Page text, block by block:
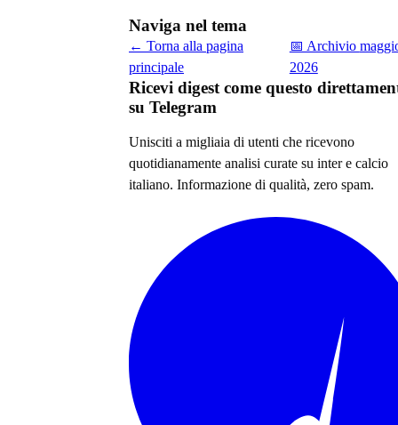
Naviga nel tema
← Torna alla pagina
principale
📅 Archivio
2026
Ricevi digest come questo
su Telegram
Unisciti a migliaia di utenti che ricevono
quotidianamente analisi curate su inter e calcio
italiano. Informazione di qualità, zero spam.